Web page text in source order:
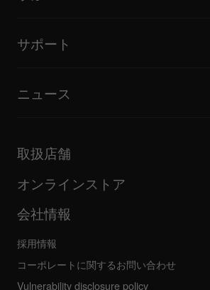
カルチャー
ドキュメンタリー
DJスクール
Open format/Hip Hop DJにお勧めの製品
サポート
サポートゲートウェイを見る
ファームウェア・ドライバのダウンロード
FAQ
コミュニティフォーラム
サービス、修理、保証
ニュース
企業情報
その他
取扱店舗
オンラインストア
会社情報
採用情報
コーポレートに関するお問い合わせ
Vulnerability disclosure policy